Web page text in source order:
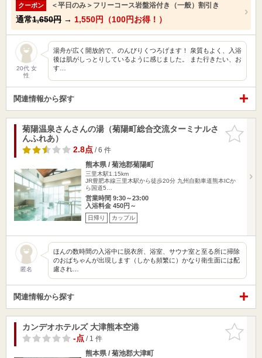
クーポン ＜平日のみ＞フリーコース岩盤浴付き（一般）割引き
通常1,650円 → 1,550円（100円お得！）
20代 女
性
湯舟が広く開放的で、のんびりくつろげます！ 泉質もよく、入浴
後は肌がしっとりしているように感じました。 また行きたい、お
す…
関連情報から探す
お気に入
りに追加
菊陽温泉さんさんの湯（菊陽町総合交流ターミナルさ
んふれあ）
2.8点/ 6 件
熊本県 / 菊池郡菊陽町
三里木駅1.15km
JR豊肥本線三里木駅から徒歩20分 九州自動車道熊本ICか
ら国道5…
営業時間 9:30～23:00
入浴料金 450円～
日帰り カップル
匿名
ほんの数時間の入浴中に脱衣所、浴室、サウナ室と至る所に掃除
のおばちゃんが出現します（しかも頻繁に）かなり衛生面には配
慮され…
関連情報から探す
お気に入
りに追加
カンデオホテルズ 大津熊本空港
-点/ 1 件
熊本県 / 菊池郡大津町